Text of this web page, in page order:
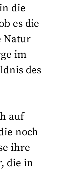
die
es die
Natur
im
des
auf
noch
ihre
die in